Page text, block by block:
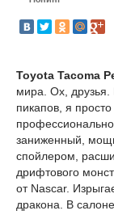
Toyota Tacoma
мира. Ох,
пикапов, я
заниженный,
спойлером,
дрифтового
от Nascar.
дракона. В